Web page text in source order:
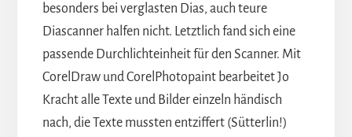
besonders bei verglasten Dias, auch teure
Diascanner halfen nicht. Letztlich fand sich eine
passende Durchlichteinheit für den Scanner. Mit
CorelDraw und CorelPhotopaint bearbeitet Jo
Kracht alle Texte und Bilder einzeln händisch
nach, die Texte mussten entziffert (Sütterlin!)